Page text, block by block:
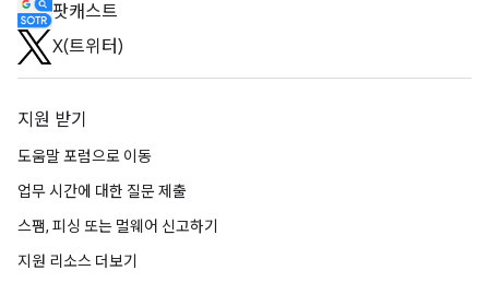
팟캐스트
X(트위터)
지원 받기
도움말 포럼으로 이동
업무 시간에 대한 질문 제출
스팸, 피싱 또는 멀웨어 신고하기
지원 리소스 더보기